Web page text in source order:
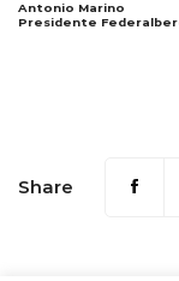
Antonio Marino
Presidente
Share